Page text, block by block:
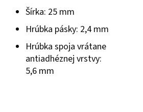
Šírka: 25 mm
Hrúbka pásky: 2,4 mm
Hrúbka spoja vrátane
antiadhéznej vrstvy:
5,6 mm